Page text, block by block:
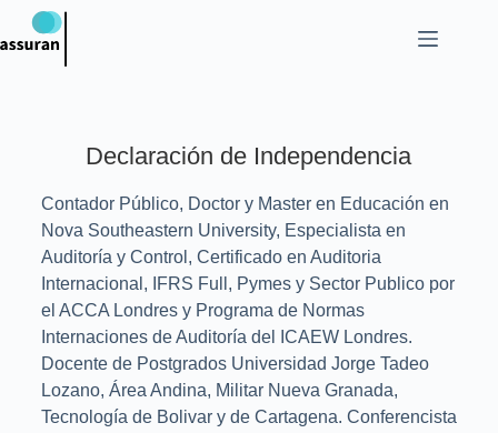
Declaración de Independencia
Contador Público, Doctor y Master en Educación en
Nova Southeastern University, Especialista en
Auditoría y Control, Certificado en Auditoria
Internacional, IFRS Full, Pymes y Sector Publico por
el ACCA Londres y Programa de Normas
Internaciones de Auditoría del ICAEW Londres.
Docente de Postgrados Universidad Jorge Tadeo
Lozano, Área Andina, Militar Nueva Granada,
Tecnología de Bolivar y de Cartagena. Conferencista